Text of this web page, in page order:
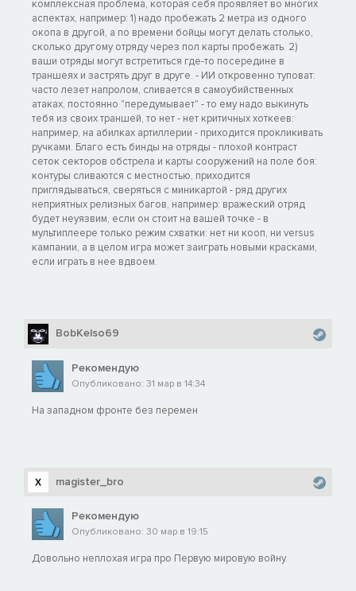
комплексная проблема, которая себя проявляет во многих
аспектах, например: 1) надо пробежать 2 метра из одного
окопа в другой, а по времени бойцы могут делать столько,
сколько другому отряду через пол карты пробежать. 2)
ваши отряды могут встретиться где-то посередине в
траншеях и застрять друг в друге. - ИИ откровенно туповат:
часто лезет напролом, сливается в самоубийственных
атаках, постоянно "передумывает" - то ему надо выкинуть
тебя из своих траншей, то нет - нет критичных хоткеев:
например, на абилках артиллерии - приходится прокликивать
ручками. Благо есть бинды на отряды - плохой контраст
сеток секторов обстрела и карты сооружений на поле боя:
контуры сливаются с местностью, приходится
приглядываться, сверяться с миникартой - ряд других
неприятных релизных багов, например: вражеский отряд
будет неуязвим, если он стоит на вашей точке - в
мультиплеере только режим схватки: нет ни кооп, ни versus
кампании, а в целом игра может заиграть новыми красками,
если играть в нее вдвоем.
BobKelso69
Рекомендую
Опубликовано: 31 мар в 14:34
На западном фронте без перемен
magister_bro
Рекомендую
Опубликовано: 30 мар в 19:15
Довольно неплохая игра про Первую мировую войну.